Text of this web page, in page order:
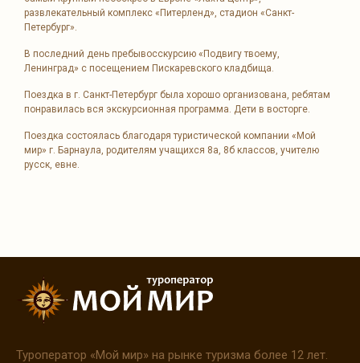
развлекательный комплекс «Питерленд», стадион «Санкт-
Петербург».
В последний день пребывосскурсию «Подвигу твоему,
Ленинград» с посещением Пискаревского кладбища.
Поездка в г. Санкт-Петербург была хорошо организована, ребятам
понравилась вся экскурсионная программа. Дети в восторге.
Поездка состоялась благодаря туристической компании «Мой
мир» г. Барнаула, родителям учащихся 8а, 8б классов, учителю
русск, евне.
Туроператор «Мой мир» на рынке туризма более 12 лет.